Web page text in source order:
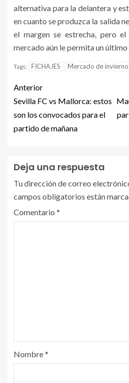
alternativa para la delantera y
en cuanto se produzca la salida
el margen se estrecha, pero
mercado aún le permita un
Tags: FICHAJES Mercado de invierno
Anterior
Sevilla FC vs Mallorca: estos
son los convocados para el
partido de mañana
Deja una respuesta
Tu dirección de correo
campos obligatorios están
Comentario *
Nombre*